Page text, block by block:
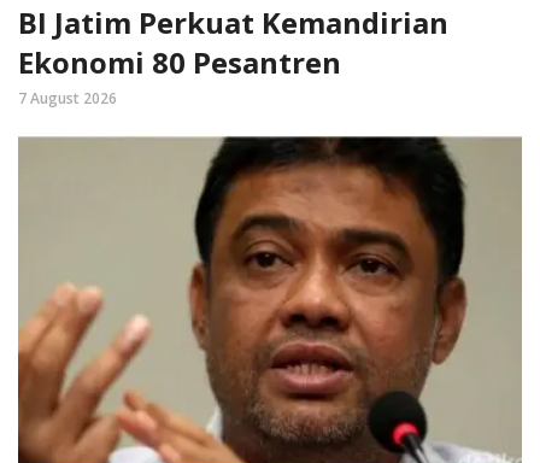
BI Jatim Perkuat Kemandirian
Ekonomi 80 Pesantren
7 August 2026